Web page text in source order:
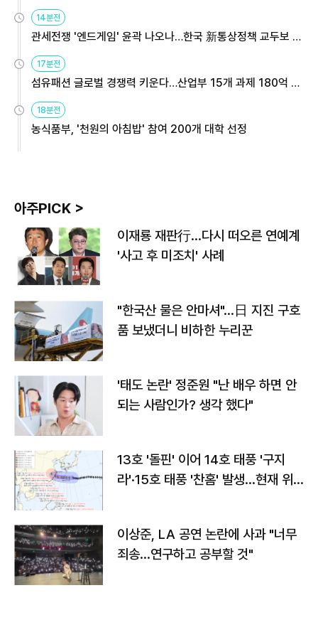
14분전
관세전쟁 '엔드게임' 윤곽 나오나…한국 新통상정책 교두보 활
용해야
17분전
섬유패션 글로벌 경쟁력 키운다…산업부 15개 과제 180억 지
원
18분전
농식품부, '천원의 아침밥' 참여 200개 대학 선정
아주PICK >
이재룡 재판行…다시 떠오른 연예계
'사고 후 미조치' 사례
"한국산 물은 안마셔"…日 지진 구호
품 보냈더니 비하한 누리꾼
'태도 논란' 정준원 "난 배우 하면 안
되는 사람인가? 생각 했다"
13호 '돌핀' 이어 14호 태풍 '구지
라'·15호 태풍 '찬홈' 발생…현재 위
이상준, LA 공연 논란에 사과 "너무
죄송…연구하고 공부할 것"